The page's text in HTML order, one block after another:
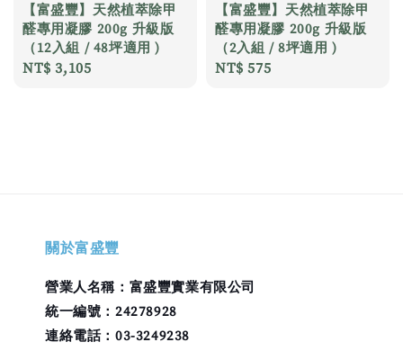
【富盛豐】天然植萃除甲
醛專用凝膠 200g 升級版
（12入組 / 48坪適用 )
Regular
NT$ 3,105
【富盛豐】天然植萃除甲
醛專用凝膠 200g 升級版
（2入組 / 8坪適用 )
Regular
NT$ 575
關於富盛豐
營業人名稱：富盛豐實業有限公司
統一編號：24278928
連絡電話：03-3249238